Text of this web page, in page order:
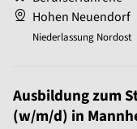
Hohen Neuendorf
Niederlassung Nordost
Ausbildung zum
(w/m/d) in